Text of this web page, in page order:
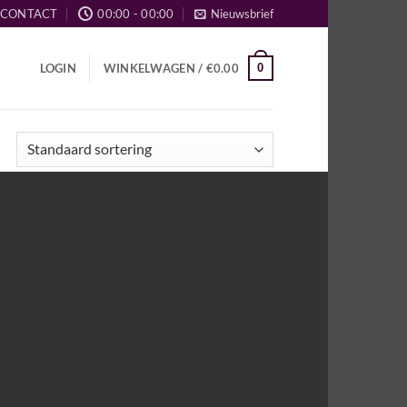
CONTACT 00:00 - 00:00 Nieuwsbrief
LOGIN WINKELWAGEN / €0.00 0